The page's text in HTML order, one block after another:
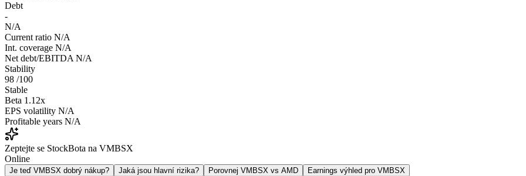
Debt
-
N/A
Current ratio N/A
Int. coverage N/A
Net debt/EBITDA N/A
Stability
98 /100
Stable
Beta 1.12x
EPS volatility N/A
Profitable years N/A
Zeptejte se StockBota na VMBSX
Online
Je teď VMBSX dobrý nákup? Jaká jsou hlavní rizika? Porovnej VMBSX vs AMD Earnings výhled pro VMBSX